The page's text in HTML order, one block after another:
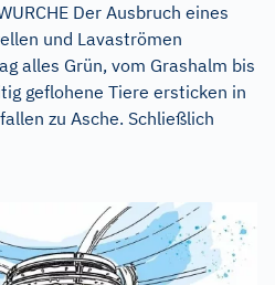
Der Ausbruch eines
und Lavaströmen
alles Grün, vom Grashalm bis
geflohene Tiere ersticken in
zu Asche. Schließlich